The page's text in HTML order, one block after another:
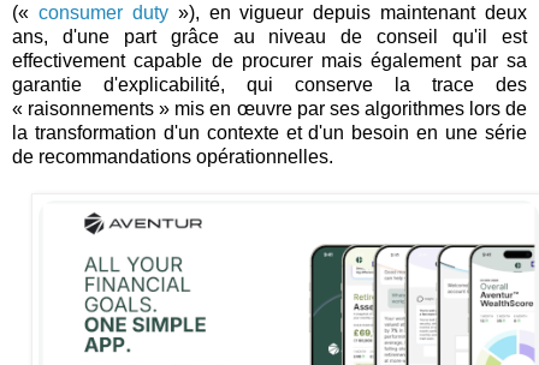
(« consumer duty»), en vigueur depuis maintenant deux
ans, d'une part grâce au niveau de conseil qu'il est
effectivement capable de procurer mais également par sa
garantie d'explicabilité, qui conserve la trace des
« raisonnements » mis en œuvre par ses algorithmes lors de
la transformation d'un contexte et d'un besoin en une série
de recommandations opérationnelles.